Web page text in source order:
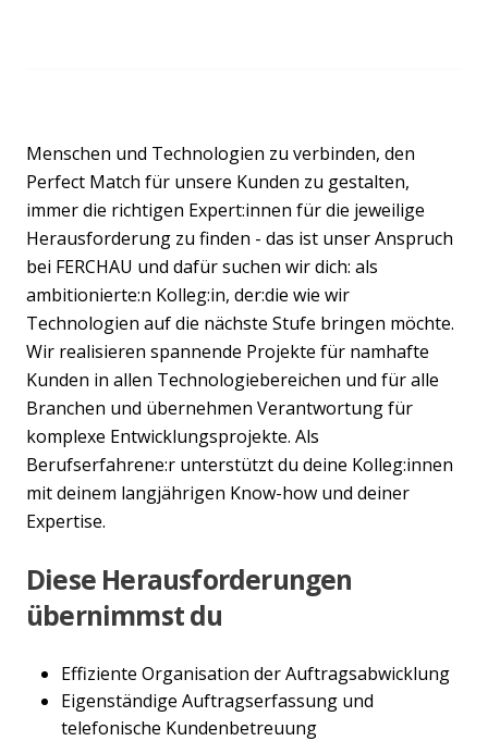
Menschen und Technologien zu verbinden, den
Perfect Match für unsere Kunden zu gestalten,
immer die richtigen Expert:innen für die jeweilige
Herausforderung zu finden - das ist unser Anspruch
bei FERCHAU und dafür suchen wir dich: als
ambitionierte:n Kolleg:in, der:die wie wir
Technologien auf die nächste Stufe bringen möchte.
Wir realisieren spannende Projekte für namhafte
Kunden in allen Technologiebereichen und für alle
Branchen und übernehmen Verantwortung für
komplexe Entwicklungsprojekte. Als
Berufserfahrene:r unterstützt du deine Kolleg:innen
mit deinem langjährigen Know-how und deiner
Expertise.
Diese Herausforderungen
übernimmst du
Effiziente Organisation der Auftragsabwicklung
Eigenständige Auftragserfassung und
telefonische Kundenbetreuung